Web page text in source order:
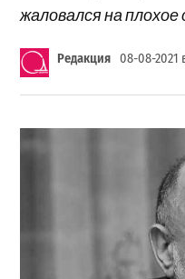
жаловался на плохое
Редакция 08-08-2021